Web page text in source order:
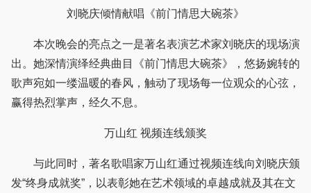
刘晓庆倾情献唱《前门情思大碗茶》
本次晚会的亮点之一是著名表演艺术家刘晓庆的现场演
出。她深情演绎经典曲目《前门情思大碗茶》，悠扬婉转的
歌声宛如一缕温暖的春风，触动了现场每一位观众的心弦，
赢得热烈掌声，经久不息。
万山红 视频连线颁奖
与此同时，著名歌唱家万山红通过视频连线向刘晓庆颁
发“终身成就奖”，以表彰她在艺术领域的卓越成就及其在文